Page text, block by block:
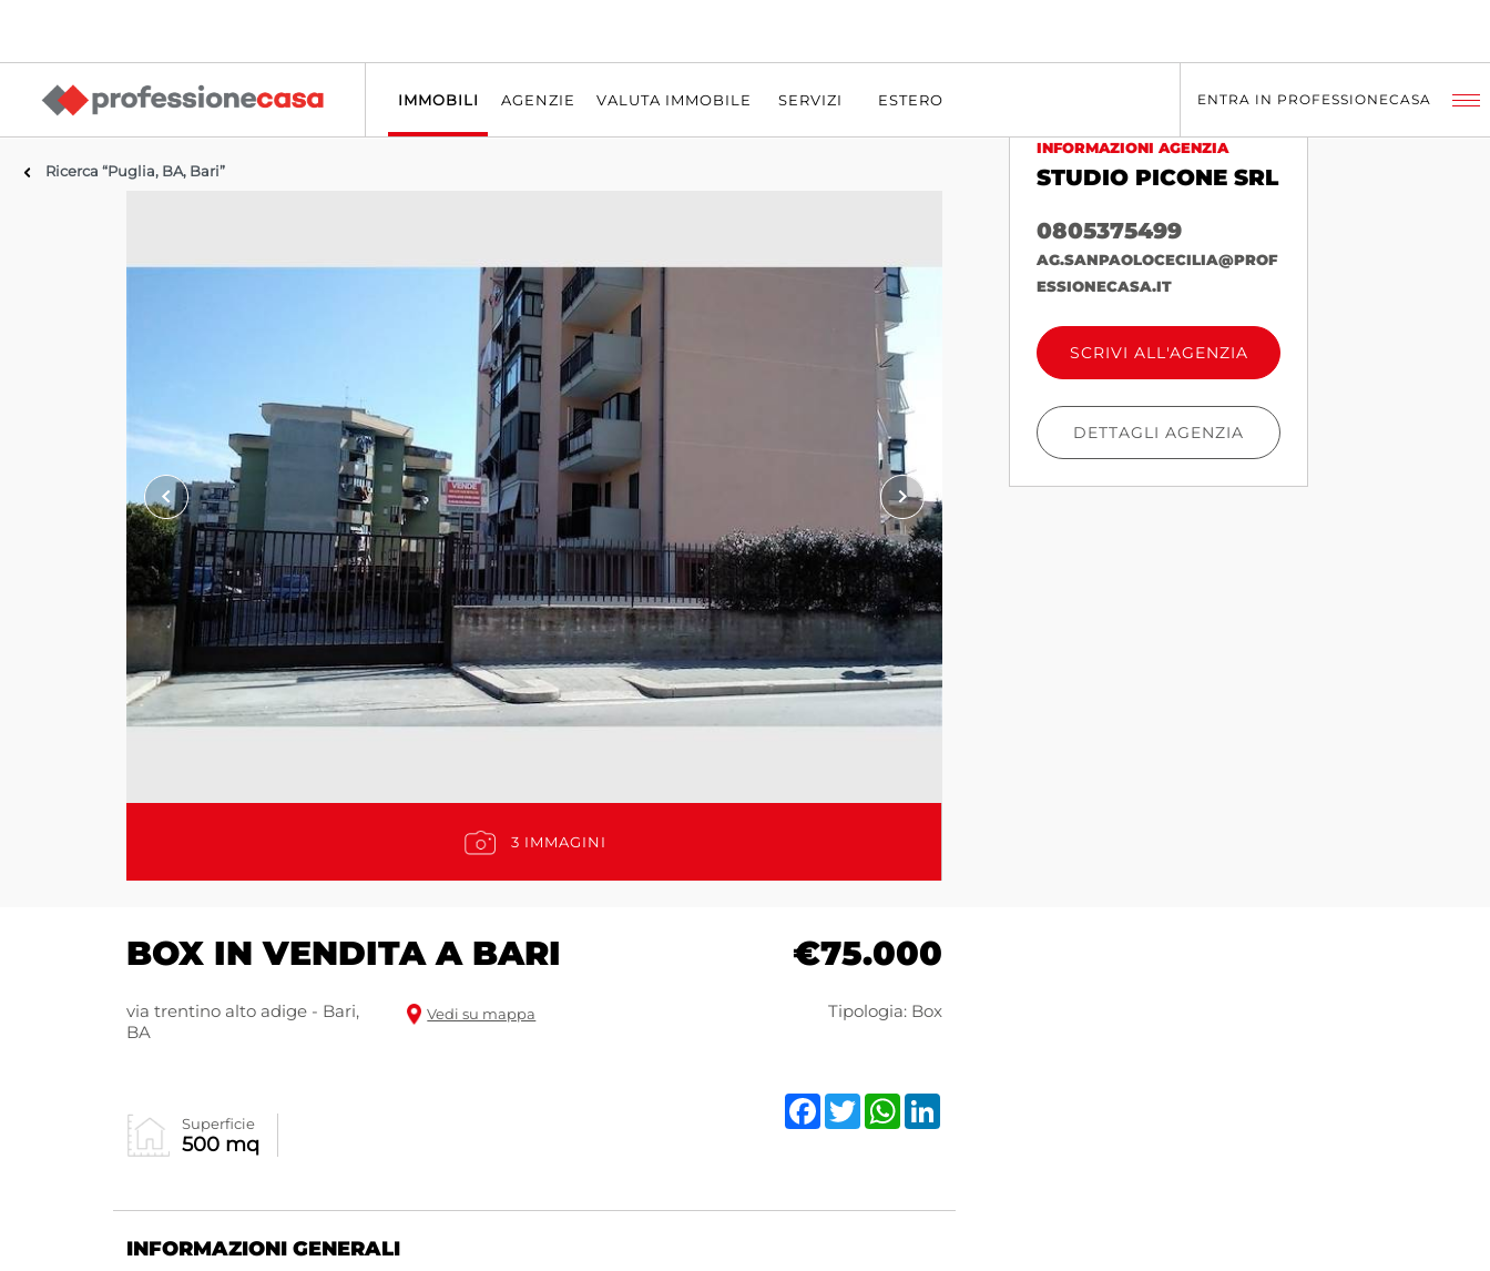
IMMOBILI AGENZIE VALUTA IMMOBILE SERVIZI ESTERO ENTRA IN PROFESSIONECASA
Ricerca “Puglia, BA, Bari”
3 IMMAGINI
INFORMAZIONI AGENZIA
STUDIO PICONE SRL
0805375499
AG.SANPAOLOCECILIA@PROF
ESSIONECASA.IT
SCRIVI ALL'AGENZIA
DETTAGLI AGENZIA
BOX IN VENDITA A BARI €75.000
via trentino alto adige - Bari,
BA
Vedi su mappa Tipologia: Box
Superficie
500 mq
Facebook
TwitterWhatsApp
LinkedIn
INFORMAZIONI GENERALI